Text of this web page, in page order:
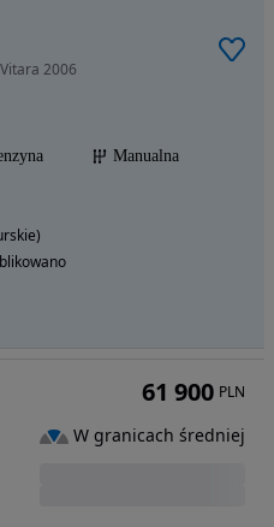
2006
Manualna
61 900 PLN
W granicach średniej